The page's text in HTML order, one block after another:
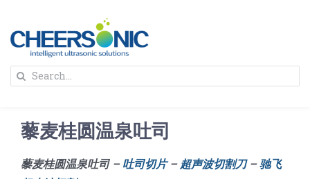
content
解决方案
Search
藜麦桂圆温泉吐司
藜麦桂圆温泉吐司 –吐司切片– 超声波切割刀–驰飞